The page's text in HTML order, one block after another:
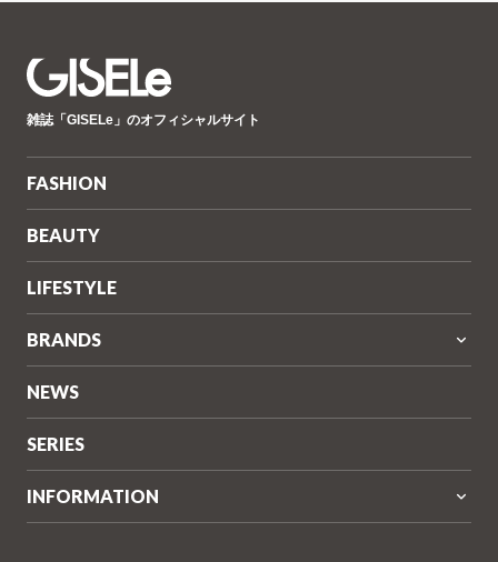
ゼ
雑誌「GISELe」のオフィシャルサイト
FASHION
BEAUTY
LIFESTYLE
BRANDS
NEWS
SERIES
INFORMATION